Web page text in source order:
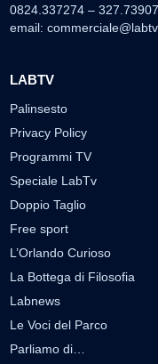
0824.337274 –
email:
LABTV
Palinsesto
Privacy Policy
Programmi TV
Speciale LabTv
Doppio Taglio
Free sport
L’Orlando Curioso
La Bottega di Filosofia
Labnews
Le Voci del Parco
Parliamo di…